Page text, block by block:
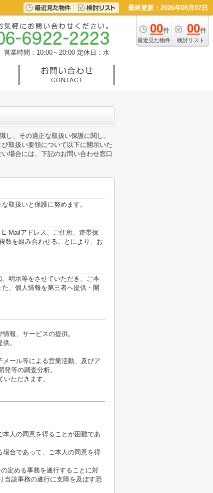
最終更新：2026年08月07日
00件
最近見た物件
00件
検討リスト
営業時間：10:00～20:00 定休日：水
し、その適正な取扱い保護に関し、
取扱い要領について以下に開示いた
場合には、下記のお問い合わせ窓口
取扱いと保護に努めます。
Mailアドレス、ご住所、連帯保
数を組み合わせることにより、お
明示等をさせていただき、ご本
、個人情報を第三者へ提供・開
報、サービスの提供。
。
メール等による営業活動、及びア
等の調査分析。
ただきます。
本人の同意を得ることが困難であ
場合であって、ご本人の同意を得
定める事務を遂行することに対
当該事務の遂行に支障を及ぼす恐